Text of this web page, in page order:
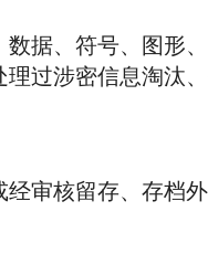
据、符号、图形
过涉密信息淘汰
审核留存、存档